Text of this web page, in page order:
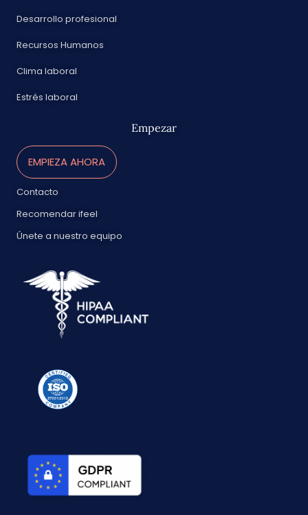
Desarrollo profesional
Recursos Humanos
Clima laboral
Estrés laboral
Empezar
EMPIEZA AHORA
Contacto
Recomendar ifeel
Únete a nuestro equipo